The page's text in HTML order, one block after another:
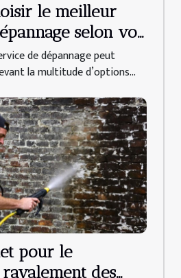
le meilleur
selon vos
de dépannage peut
la multitude d’options...
pour le
des